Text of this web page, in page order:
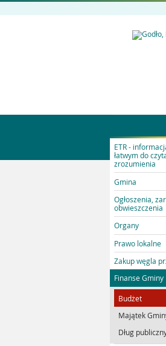
ETR -
łatwym do
zrozumienia
Gmina
Ogłoszenia,
obwieszczenia
Organy
Prawo lokalne
Zakup węgla
Finanse Gminy
Budżet
Majątek
Dług